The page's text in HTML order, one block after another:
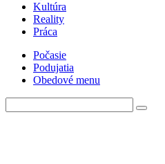
Kultúra
Reality
Práca
Počasie
Podujatia
Obedové menu